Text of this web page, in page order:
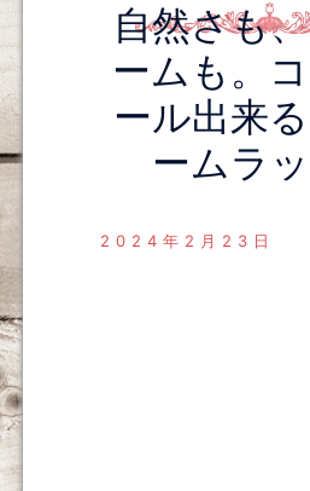
自然さも
ームも。
ール出来
ームラ
2024年2月23日